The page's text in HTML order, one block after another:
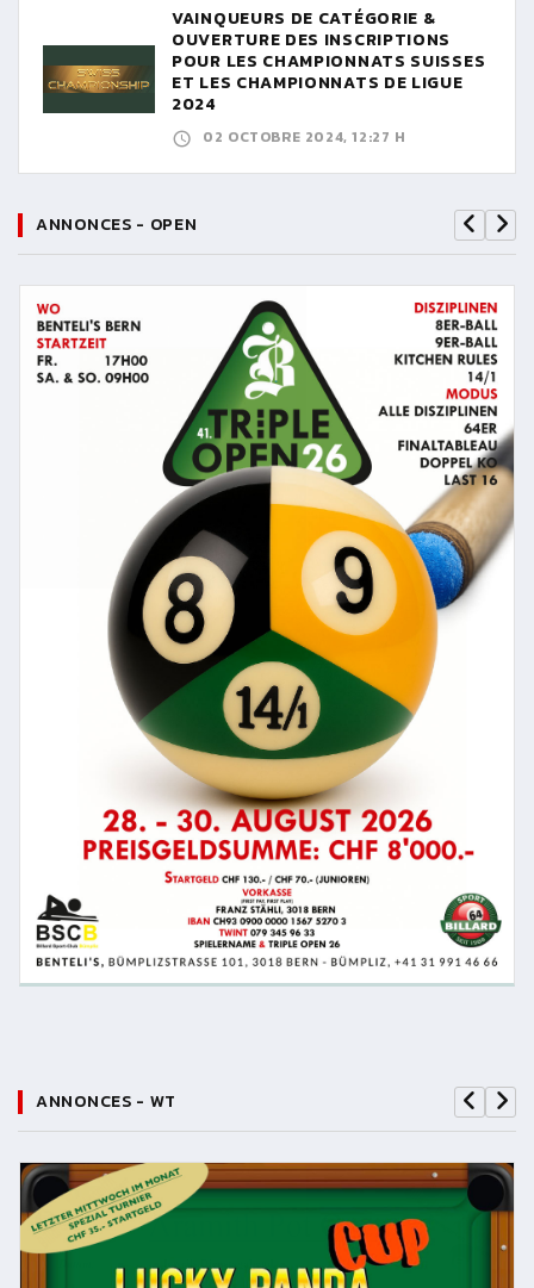
VAINQUEURS DE CATÉGORIE &
OUVERTURE DES INSCRIPTIONS
POUR LES CHAMPIONNATS SUISSES
ET LES CHAMPIONNATS DE LIGUE
2024
02 OCTOBRE 2024, 12:27 H
ANNONCES - OPEN
ANNONCES - WT